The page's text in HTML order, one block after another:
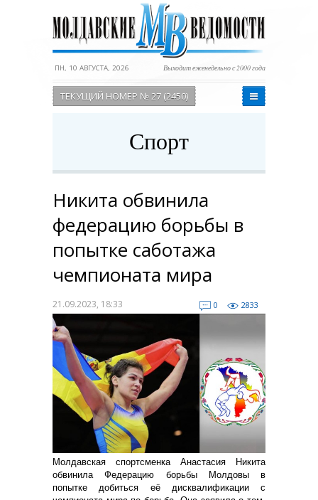
ПН, 10 АВГУСТА, 2026 Выходит еженедельно с 2000 года
ТЕКУЩИЙ НОМЕР № 27 (2450)
Спорт
Никита обвинила
федерацию борьбы в
попытке саботажа
чемпионата мира
21.09.2023, 18:33 0 2833
Молдавская спортсменка Анастасия Никита
обвинила Федерацию борьбы Молдовы в
попытке добиться её дисквалификации с